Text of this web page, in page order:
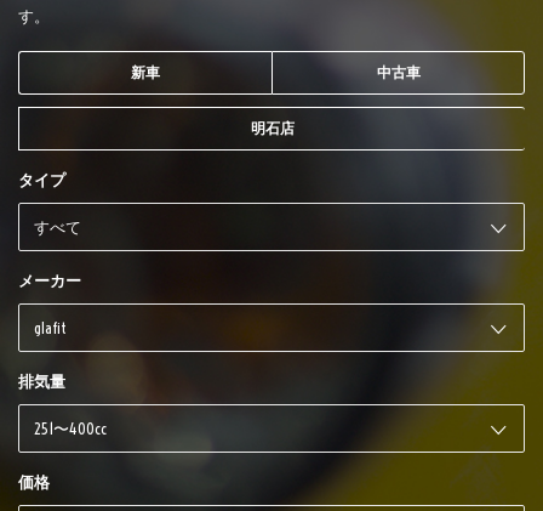
す。
新車 中古車
明石店
タイプ
メーカー
排気量
価格